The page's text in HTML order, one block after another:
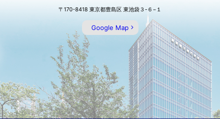
〒170-8418 東京都豊島区 東池袋３-６−１
Google Map